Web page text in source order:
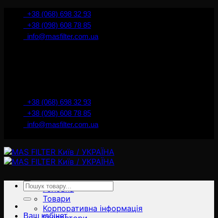
İçeriğe+38 (068) 698 32 93
+38 (098) 608 78 85
info@masfilter.com.ua
+38 (068) 698 32 93
+38 (098) 608 78 85
info@masfilter.com.ua
Головна
Товари
Корпоративна інформація
Ara:
Ваш кабінет